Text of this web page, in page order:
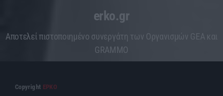
erko.gr
Aποτελεί πιστοποιημένο συνεργάτη των Οργανισμών GEA και
GRAMMO
Copyright ΕΡΚΟ